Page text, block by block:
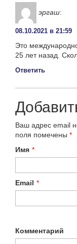
эргаш:
08.10.2021 в 21:59
Это
25 лет назад.
Ответить
Ваш адрес email
поля помечены *
Имя *
Email *
Комментарий